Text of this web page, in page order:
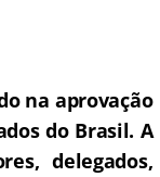
na aprovação
do Brasil. A
delegados,